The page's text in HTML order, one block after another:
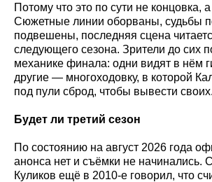
Потому что это по сути не концовка,
Сюжетные линии оборваны, судьбы
подвешены, последняя сцена
следующего сезона. Зрители до сих
механике финала: одни видят в нём
другие — многоходовку, в которой
под пули сброд, чтобы вывести своих.
Будет ли третий сезон
По состоянию на август 2026 года
анонса нет и съёмки не начинались.
Куликов ещё в 2010-е говорил, что